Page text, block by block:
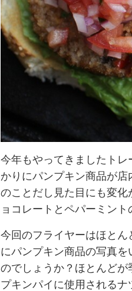
今年もやってきましたト
かりにパンプキン商品が
のことだし見た目にも変
ョコレートとペパーミント
今回のフライヤーはほと
にパンプキン商品の写真
のでしょうか？ほとんど
プキンパイに使用される